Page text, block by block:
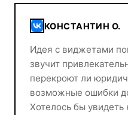
КОНСТАНТИН О.
Идея с виджетами
звучит
перекроют ли
возможные ошибки
Хотелось бы